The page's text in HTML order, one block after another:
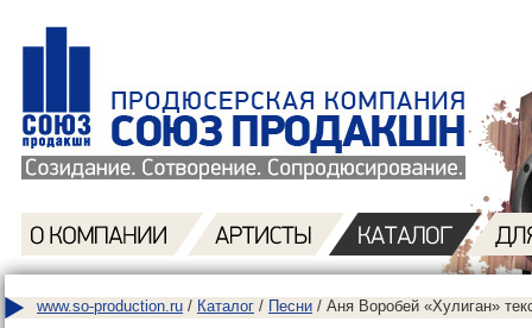
www.so-production.ru / Каталог / Песни / Аня Воробей «Хулиган»